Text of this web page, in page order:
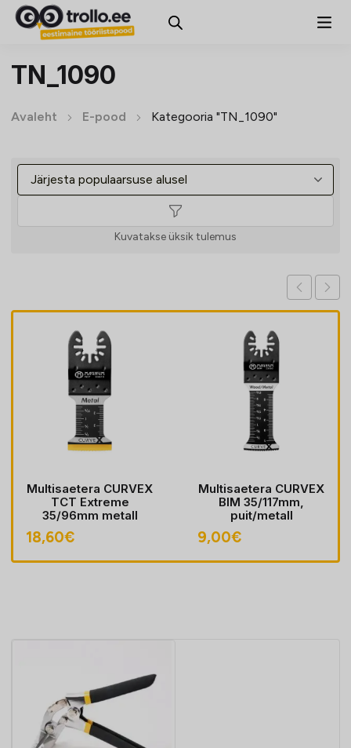
TN_1090
Avaleht E-pood Kategooria "TN_1090"
Kuvatakse üksik tulemus
Multisaetera CURVEX
TCT Extreme
35/96mm metall
18,60€
Multisaetera CURVEX
BIM 35/117mm,
puit/metall
9,00€